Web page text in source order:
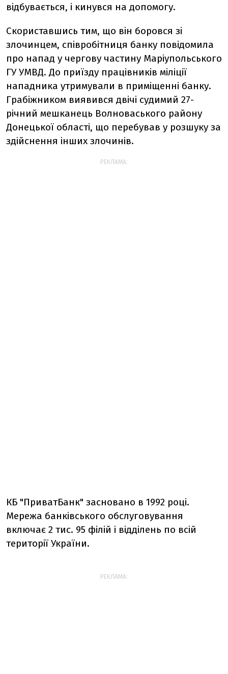
відбувається, і кинувся на допомогу.
Скориставшись тим, що він боровся зі
злочинцем, співробітниця банку повідомила
про напад у чергову частину Маріупольського
ГУ УМВД. До приїзду працівників міліції
нападника утримували в приміщенні банку.
Грабіжником виявився двічі судимий 27-
річний мешканець Волноваського району
Донецької області, що перебував у розшуку за
здійснення інших злочинів.
РЕКЛАМА:
КБ "ПриватБанк" засновано в 1992 році.
Мережа банківського обслуговування
включає 2 тис. 95 філій і відділень по всій
території України.
РЕКЛАМА: